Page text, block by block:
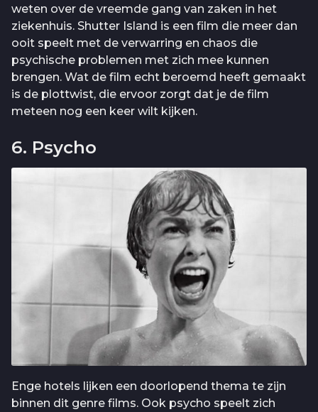
weten over de vreemde gang van zaken in het
ziekenhuis. Shutter Island is een film die meer dan
ooit speelt met de verwarring en chaos die
psychische problemen met zich mee kunnen
brengen. Wat de film echt beroemd heeft gemaakt
is de plottwist, die ervoor zorgt dat je de film
meteen nog een keer wilt kijken.
6. Psycho
Enge hotels lijken een doorlopend thema te zijn
binnen dit genre films. Ook psycho speelt zich